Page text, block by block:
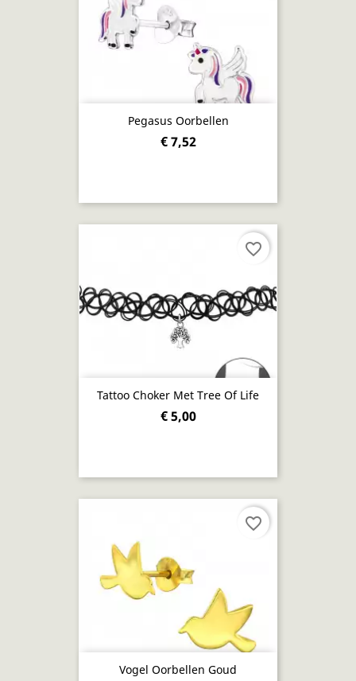
Pegasus Oorbellen
€ 7,52
Tattoo Choker Met Tree Of Life
€ 5,00
favorite_border
Vogel Oorbellen Goud
favorite_border